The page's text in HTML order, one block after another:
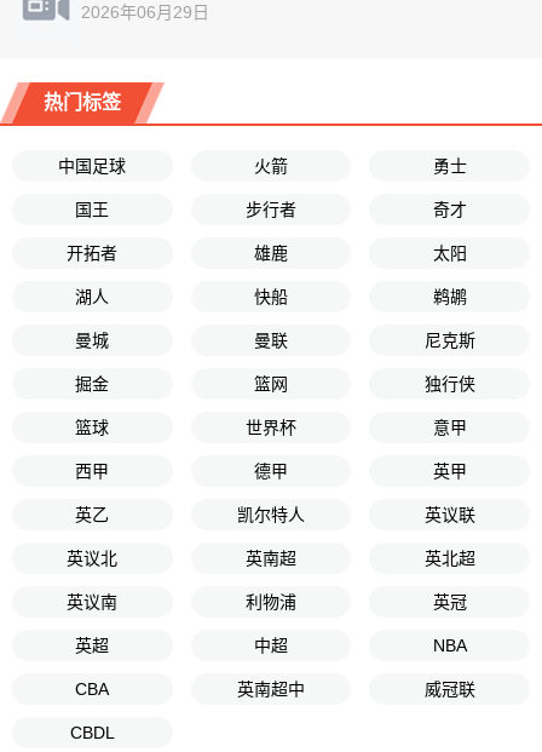
2026年06月29日
热门标签
中国足球 火箭 勇士
国王 步行者 奇才
开拓者 雄鹿 太阳
湖人 快船 鹈鹕
曼城 曼联 尼克斯
掘金 篮网 独行侠
篮球 世界杯 意甲
西甲 德甲 英甲
英乙 凯尔特人 英议联
英议北 英南超 英北超
英议南 利物浦 英冠
英超 中超 NBA
CBA 英南超中 威冠联
CBDL